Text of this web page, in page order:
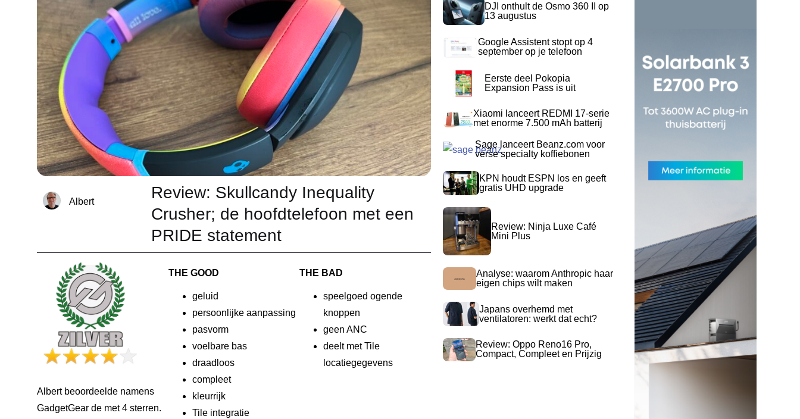
Albert
Review: Skullcandy Inequality
Crusher; de hoofdtelefoon met een
PRIDE statement
Albert beoordeelde namens
GadgetGear de met 4 sterren.
THE GOOD
geluid
persoonlijke aanpassing
pasvorm
voelbare bas
draadloos
compleet
kleurrijk
Tile integratie
THE BAD
speelgoed ogende
knoppen
geen ANC
deelt met Tile
locatiegegevens
DJI onthult de Osmo 360 II op
13 augustus
Google Assistent stopt op 4
september op je telefoon
Eerste deel Pokopia
Expansion Pass is uit
Xiaomi lanceert REDMI 17-serie
met enorme 7.500 mAh batterij
Sage lanceert Beanz.com voor
verse specialty koffiebonen
KPN houdt ESPN los en geeft
gratis UHD upgrade
Review: Ninja Luxe Café
Mini Plus
Analyse: waarom Anthropic haar
eigen chips wilt maken
Japans overhemd met
ventilatoren: werkt dat echt?
Review: Oppo Reno16 Pro,
Compact, Compleet en Prijzig